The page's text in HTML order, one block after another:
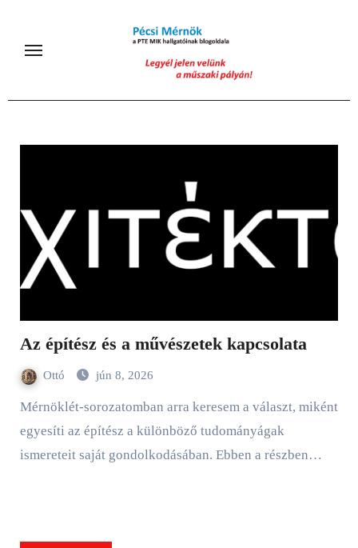
content
Az építész és a művészetek kapcsolata
Ottó jún 8, 2026
Mérnöklét-sorozatomban arra keresem a választ, miként
egyesíti az építész a különböző tudományágak
ismereteit saját gondolkodásában. Ebben a részben…